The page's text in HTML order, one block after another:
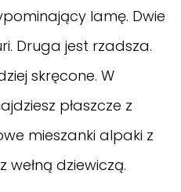
lamę. Dwie
Druga jest rzadsza.
skręcone. W
płaszcze z
mieszanki alpaki z
dziewiczą.